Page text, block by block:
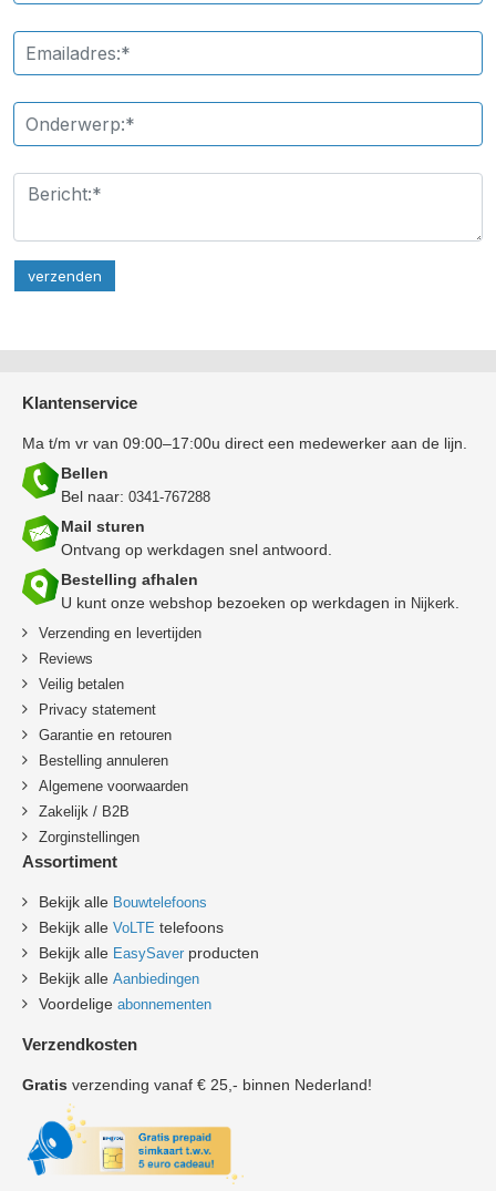
Klantenservice
Ma t/m vr van 09:00–17:00u direct een medewerker aan de lijn.
Bellen
Bel naar: 0341-767288
Mail sturen
Ontvang op werkdagen snel antwoord.
Bestelling afhalen
U kunt onze webshop bezoeken op werkdagen in Nijkerk
Verzending en levertijden
Reviews
Veilig betalen
Privacy statement
Garantie en retouren
Bestelling annuleren
Algemene voorwaarden
Zakelijk / B2B
Zorginstellingen
Assortiment
Bekijk alle Bouwtelefoons
Bekijk alle VoLTE telefoons
Bekijk alle EasySaver producten
Bekijk alle Aanbiedingen
Voordelige abonnementen
Verzendkosten
Gratis verzending vanaf € 25,- binnen Nederland!